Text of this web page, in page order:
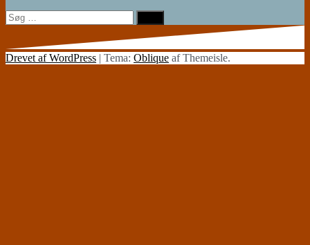
Søg
efter:
Drevet af WordPress | Tema: Oblique af Themeisle.